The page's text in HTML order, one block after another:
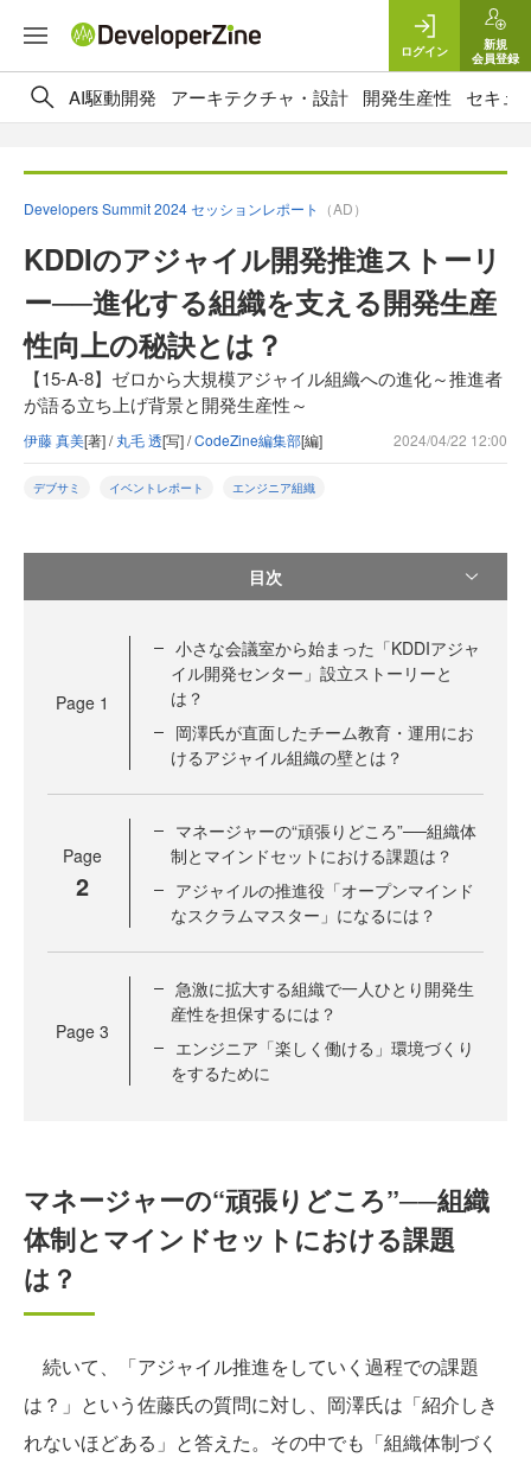
ログイン
新規
会員登録
AI駆動開発 アーキテクチャ・設計 開発生産性 セキュ
Developers Summit 2024 セッションレポート （AD）
KDDIのアジャイル開発推進ストーリ
ー──進化する組織を支える開発生産
性向上の秘訣とは？
【15-A-8】ゼロから大規模アジャイル組織への進化～推進者
が語る立ち上げ背景と開発生産性～
伊藤 真美[著] /丸毛 透[写] /CodeZine編集部[編] 2024/04/22 12:00
デブサミ イベントレポート エンジニア組織
目次
Page 1
小さな会議室から始まった「KDDIアジャ
イル開発センター」設立ストーリーと
は？
岡澤氏が直面したチーム教育・運用にお
けるアジャイル組織の壁とは？
Page
2
マネージャーの“頑張りどころ”──組織体
制とマインドセットにおける課題は？
アジャイルの推進役「オープンマインド
なスクラムマスター」になるには？
Page 3
急激に拡大する組織で一人ひとり開発生
産性を担保するには？
エンジニア「楽しく働ける」環境づくり
をするために
マネージャーの“頑張りどころ”──組織
体制とマインドセットにおける課題
は？
続いて、「アジャイル推進をしていく過程での課題
は？」という佐藤氏の質問に対し、岡澤氏は「紹介しき
れないほどある」と答えた。その中でも「組織体制づく